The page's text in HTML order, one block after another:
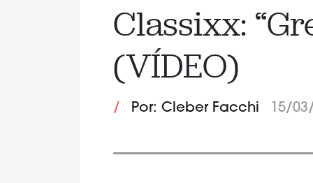
Classixx:
(VÍDEO)
/ Por: Cleber Facchi 15/